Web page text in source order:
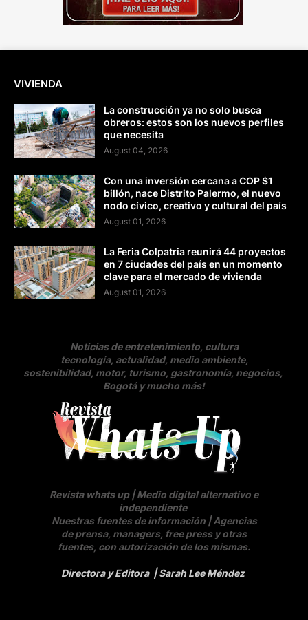
VIVIENDA
La construcción ya no solo busca
obreros: estos son los nuevos perfiles
que necesita
August 04, 2026
Con una inversión cercana a COP $1
billón, nace Distrito Palermo, el nuevo
nodo cívico, creativo y cultural del país
August 01, 2026
La Feria Colpatria reunirá 44 proyectos
en 7 ciudades del país en un momento
clave para el mercado de vivienda
August 01, 2026
Noticias de entretenimiento, cultura
tecnología, actualidad, medio ambiente,
sostenibilidad, motor, turismo, gastronomía, negocios,
Bogotá y mucho más!
Revista whats up | Medio digital alternativo e
independiente
Nuestras fuentes de información | Agencias
de prensa, managers, free press y otras
fuentes, con autorización de los mismas.
Directora y Editora| Sarah Lee Méndez